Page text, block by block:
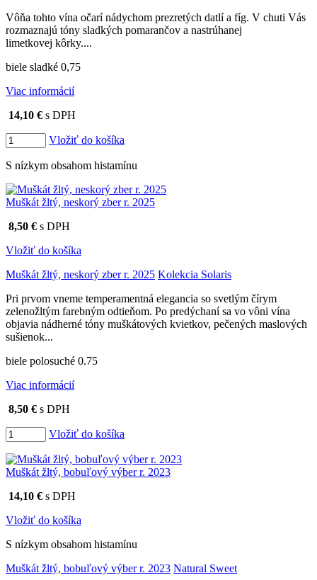
Vôňa tohto vína očarí nádychom prezretých datlí a fíg. V chuti Vás
rozmaznajú tóny sladkých pomarančov a nastrúhanej
limetkovej kôrky....
biele sladké 0,75
Viac informácií
14,10 € s DPH
Vložiť do košíka
S nízkym obsahom histamínu
Muškát žltý, neskorý zber r. 2025
8,50 € s DPH
Vložiť do košíka
Muškát žltý, neskorý zber r. 2025 Kolekcia Solaris
Pri prvom vneme temperamentná elegancia so svetlým čírym
zelenožltým farebným odtieňom. Po predýchaní sa vo vôni vína
objavia nádherné tóny muškátových kvietkov, pečených maslových
sušienok...
biele polosuché 0.75
Viac informácií
8,50 € s DPH
Vložiť do košíka
Muškát žltý, bobuľový výber r. 2023
14,10 € s DPH
Vložiť do košíka
S nízkym obsahom histamínu
Muškát žltý, bobuľový výber r. 2023 Natural Sweet